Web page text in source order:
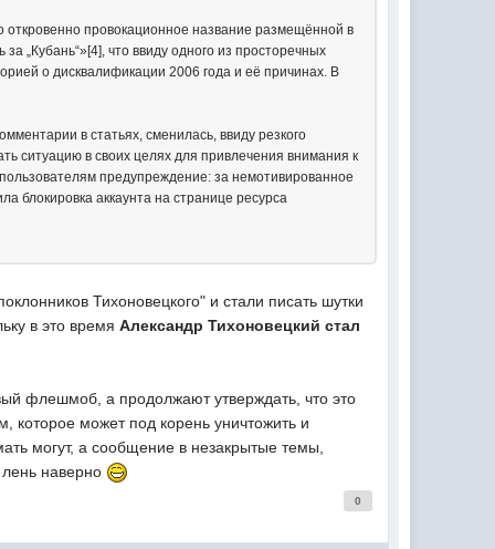
провокационное название размещённой в
„Кубань“»[4], что ввиду одного из просторечных
о дисквалификации 2006 года и её причинах. В
в статьях, сменилась, ввиду резкого
ситуацию в своих целях для привлечения внимания к
предупреждение: за немотивированное
блокировка аккаунта на странице ресурса
Тихоновецкого" и стали писать шутки
в это времяАлександр Тихоновецкий стал
флешмоб, а продолжают утверждать, что это
которое может под корень уничтожить и
могут, а сообщение в незакрытые темы,
наверно
0